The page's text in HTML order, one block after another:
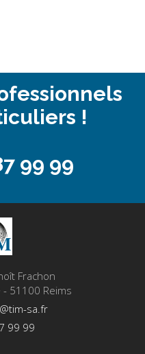
!
99 99
Frachon
51100 Reims
sa.fr
99 99